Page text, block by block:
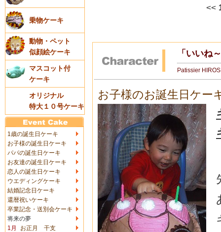
乗物ケーキ
動物・ペット
似顔絵ケーキ
マスコット付
ケーキ
オリジナル
特大１０号ケーキ
1歳の誕生日ケーキ
お子様の誕生日ケーキ
パパの誕生日ケーキ
お友達の誕生日ケーキ
恋人の誕生日ケーキ
ウエディングケーキ
結婚記念日ケーキ
還暦祝いケーキ
卒業記念・送別会ケーキ
将来の夢
1月
お正月 干支
<<
「いいね
Patissier
お子様のお誕生日ケー